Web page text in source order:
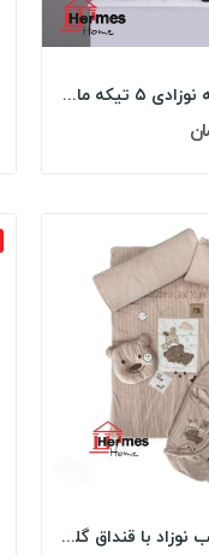
سرویس حوله نوزادی ۵ تیکه مادرکر MOTHERCARE مدل:...
سرویس خواب نوزاد با قنداق گلدوزی مادرکر...